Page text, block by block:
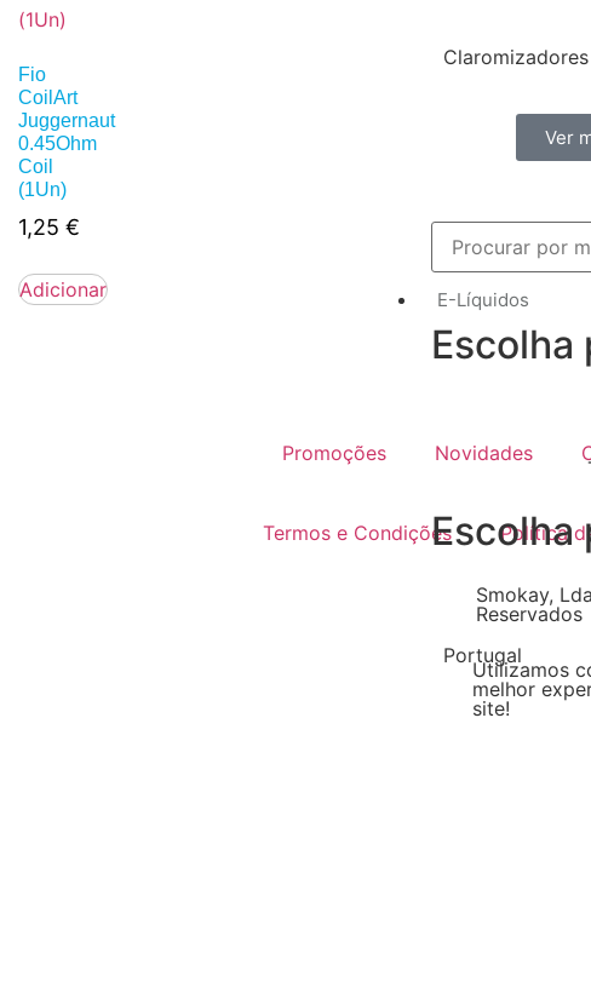
Claromizadores
Ver
E-Líquidos
Escolha
Escolha
Portugal
Fio
CoilArt
Juggernaut
0.45Ohm
Coil
(1Un)
1,25 €
Adicionar
Promoções Novidades
Termos e Condições Política
Smokay,
Reservados
Utilizamos
melhor
site!